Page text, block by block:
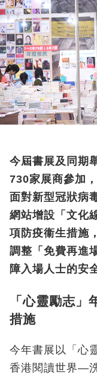
今屆書展及同期
730家展商參加
面對新型冠狀病
網站增設「文化
項防疫衞生措施
調整「免費再進
障入場人士的安
「心靈勵志
措施
今年書展以「心
香港閱讀世界—